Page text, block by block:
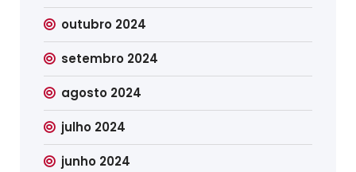
outubro 2024
setembro 2024
agosto 2024
julho 2024
junho 2024